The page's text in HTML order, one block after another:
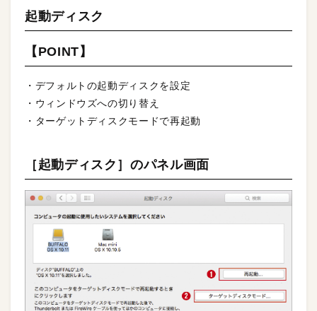
起動ディスク
【POINT】
・デフォルトの起動ディスクを設定
・ウィンドウズへの切り替え
・ターゲットディスクモードで再起動
［起動ディスク］のパネル画面